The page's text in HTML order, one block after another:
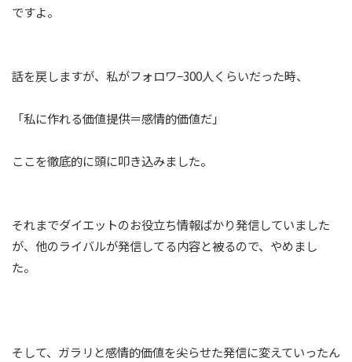
ですよ。
話を戻しますが、私がフォロワ−300人くらいだった時、
「私に作れる価値提供＝感情的価値だ」
ここを徹底的に頭に叩き込みました。
それまでダイエットのお役立ち情報ばかり発信していました
が、他のライバルが発信してる内容と被るので、やめまし
た。
そして、ガラリと感情的価値を尖らせた発信に変えていったん